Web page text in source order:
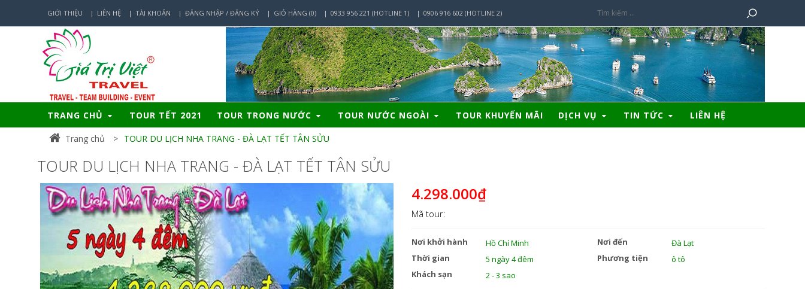
GIỚI THIỆU LIÊN HỆ TÀI KHOẢN ĐĂNG NHẬP / ĐĂNG KÝ GIỎ HÀNG (0) 0933 956 221 (HOTLINE 1) 0906 916 602 (HOTLINE 2)
TRANG CHỦ TOUR TẾT 2021 TOUR TRONG NƯỚC TOUR NƯỚC NGOÀI TOUR KHUYẾN MÃI DỊCH VỤ TIN TỨC LIÊN HỆ
Trang chủ TOUR DU LỊCH NHA TRANG - ĐÀ LẠT TẾT TÂN SỬU
TOUR DU LỊCH NHA TRANG - ĐÀ LẠT TẾT TÂN SỬU
4.298.000₫
Mã tour:
Nơi khởi hành Hồ Chí Minh Nơi đến
Đà Lạt
Thời gian
5 ngày 4 đêm Phương tiện
ô tô
Khách sạn
2 - 3 sao